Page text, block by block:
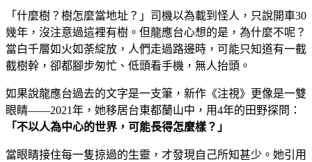
「什麼樹？樹怎麼當地址？」司機以為載到怪人，只說開車30
幾年，沒注意過這裡有樹。但龍應台心想的是，為什麼不呢？
當白千層如火如荼綻放，人們走過路邊時，可能只知道有一截
截樹幹，卻都腳步匆忙、低頭看手機，無人抬頭。
如果說龍應台過去的文字是一支筆，新作《注視》更像是一雙
眼睛——2021年，她移居台東都蘭山中，用4年的田野探問：
「不以人為中心的世界，可能長得怎麼樣？」
當眼睛接住每一隻掠過的生靈，才發現自己所知甚少。她引用